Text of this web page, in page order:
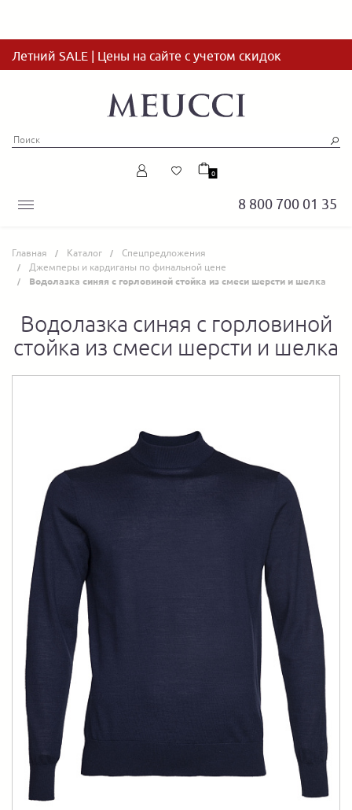
Летний SALE | Цены на сайте с учетом скидок
8 800 700 01 35
0
Главная Каталог
Спецпредложения
Джемперы и кардиганы по финальной цене
Водолазка синяя с горловиной стойка из смеси шерсти и шелка
Водолазка синяя с горловиной
стойка из смеси шерсти и шелка